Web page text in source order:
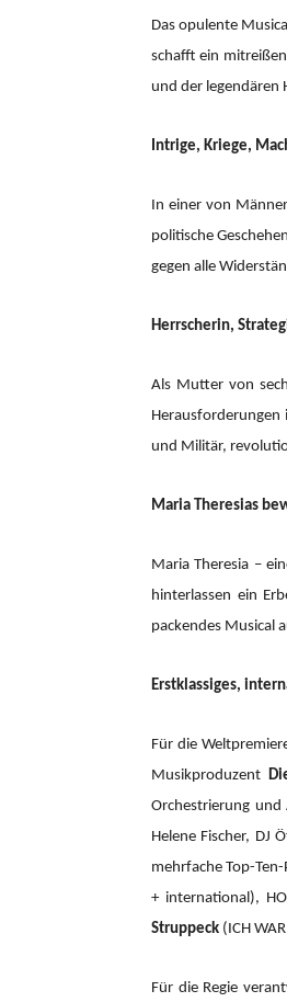
Das opulente
schafft ein
und der legendären
Intrige, Kriege,
In einer von
politische
gegen alle
Herrscherin,
Als Mutter von
und Militär,
Maria Theresias
Maria Theresia –
hinterlassen ein
packendes Musical
Erstklassiges,
Für die
Musikproduzent
Orchestrierung
Helene Fischer, DJ
mehrfache Top-
+ international),
Struppeck (ICH
Für die Regie